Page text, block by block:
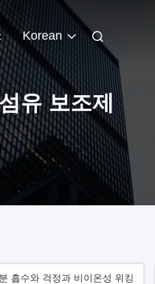
Korean
유 보조제
흡수와 걱정과 비이온성 위킹